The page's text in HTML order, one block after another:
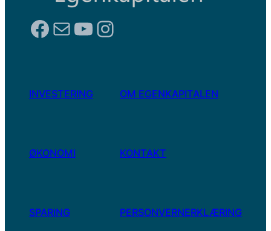
Facebook
E-postYouTube
Instagram
INVESTERING
ØKONOMI
SPARING
OM EGENKAPITALEN
KONTAKT
PERSONVERNERKLÆRING